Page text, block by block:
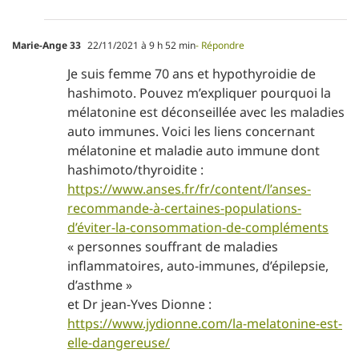
Marie-Ange 33 22/11/2021 à 9 h 52 min- Répondre
Je suis femme 70 ans et hypothyroidie de
hashimoto. Pouvez m’expliquer pourquoi la
mélatonine est déconseillée avec les maladies
auto immunes. Voici les liens concernant
mélatonine et maladie auto immune dont
hashimoto/thyroidite :
https://www.anses.fr/fr/content/l’anses-
recommande-à-certaines-populations-
d’éviter-la-consommation-de-compléments
« personnes souffrant de maladies
inflammatoires, auto-immunes, d’épilepsie,
d’asthme »
et Dr jean-Yves Dionne :
https://www.jydionne.com/la-melatonine-est-
elle-dangereuse/